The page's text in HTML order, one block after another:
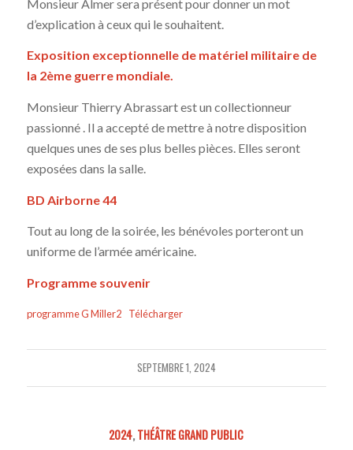
Monsieur Almer sera présent pour donner un mot
d’explication à ceux qui le souhaitent.
Exposition exceptionnelle de matériel militaire de
la 2ème guerre mondiale.
Monsieur Thierry Abrassart est un collectionneur
passionné . Il a accepté de mettre à notre disposition
quelques unes de ses plus belles pièces. Elles seront
exposées dans la salle.
BD Airborne 44
Tout au long de la soirée, les bénévoles porteront un
uniforme de l’armée américaine.
Programme souvenir
programme G Miller2 Télécharger
SEPTEMBRE 1, 2024
2024,THÉÂTRE GRAND PUBLIC